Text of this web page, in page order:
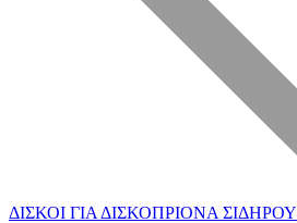
ΔΙΣΚΟΙ ΓΙΑ ΔΙΣΚΟΠΡΙΟΝΑ ΣΙΔΗΡΟΥ